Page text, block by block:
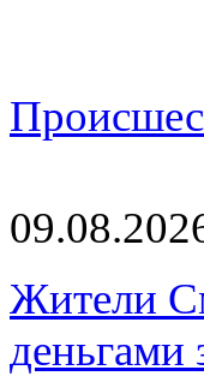
Жители
деньгами